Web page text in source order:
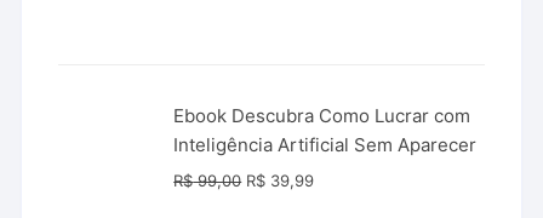
Ebook Descubra Como Lucrar com
Inteligência Artificial Sem Aparecer
R$99,00 O
R$ 39,99O